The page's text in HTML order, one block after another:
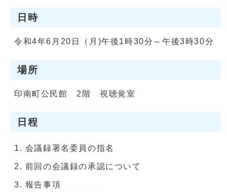
日時
令和4年6月20日（月)午後1時30分～午後3時30分
場所
印南町公民館 2階 視聴覚室
日程
会議録署名委員の指名
前回の会議録の承認について
報告事項